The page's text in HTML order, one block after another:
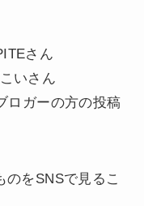
さん
いさん
ロガーの方の投稿
のをSNSで見るこ